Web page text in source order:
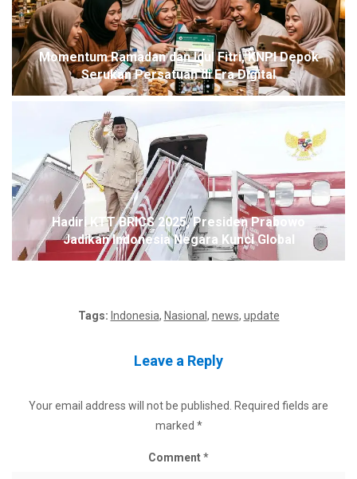
Momentum Ramadan dan Idul Fitri, KNPI Depok
Serukan Persatuan di Era Digital
Hadiri KTT BRICS 2025, Presiden Prabowo
Jadikan Indonesia Negara Kunci Global
Tags: Indonesia, Nasional , news, update
Leave a Reply
Your email address will not be published.
Required fields are
marked *
Comment*